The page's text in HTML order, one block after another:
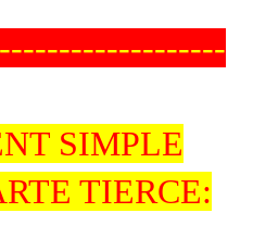
SIMPLE
TIERCE: